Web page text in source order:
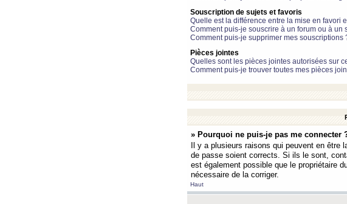
Souscription de sujets et favoris
Quelle est la différence entre la mise en favori
Comment puis-je souscrire à un forum ou à un
Comment puis-je supprimer mes souscriptions
Pièces jointes
Quelles sont les pièces jointes autorisées sur
Comment puis-je trouver toutes mes pièces
» Pourquoi ne puis-je pas me connecter
Il y a plusieurs raisons qui peuvent en
de passe soient corrects. Si ils le sont,
est également possible que le propriétaire
nécessaire de la corriger.
Haut